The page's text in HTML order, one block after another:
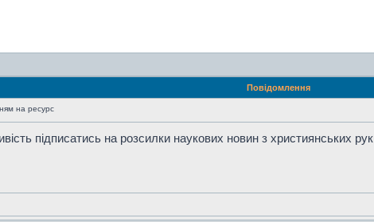
Повідомлення
на ресурс
підписатись на розсилки наукових новин з християнських рук